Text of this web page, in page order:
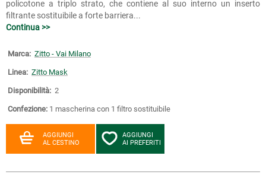
policotone a triplo strato, che contiene al suo interno un inserto
filtrante sostituibile a forte barriera...
Continua >>
Marca: Zitto - Vai Milano
Linea: Zitto Mask
Disponibilità: 2
Confezione: 1 mascherina con 1 filtro sostituibile
AGGIUNGI
AL CESTINO
AGGIUNGI
AI PREFERITI